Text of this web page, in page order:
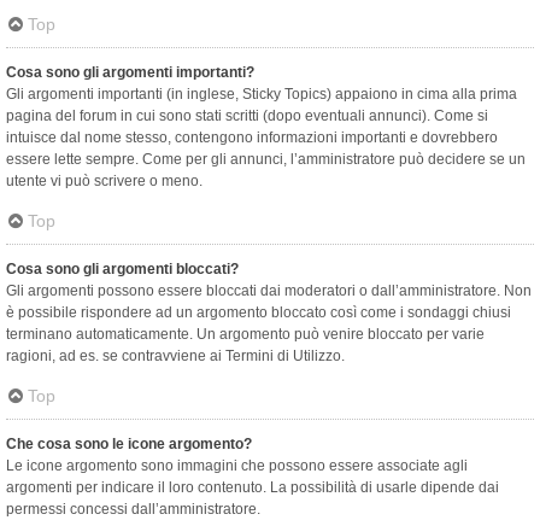
Top
Cosa sono gli argomenti importanti?
Gli argomenti importanti (in inglese, Sticky Topics) appaiono in cima alla prima
pagina del forum in cui sono stati scritti (dopo eventuali annunci). Come si
intuisce dal nome stesso, contengono informazioni importanti e dovrebbero
essere lette sempre. Come per gli annunci, l’amministratore può decidere se un
utente vi può scrivere o meno.
Top
Cosa sono gli argomenti bloccati?
Gli argomenti possono essere bloccati dai moderatori o dall’amministratore. Non
è possibile rispondere ad un argomento bloccato così come i sondaggi chiusi
terminano automaticamente. Un argomento può venire bloccato per varie
ragioni, ad es. se contravviene ai Termini di Utilizzo.
Top
Che cosa sono le icone argomento?
Le icone argomento sono immagini che possono essere associate agli
argomenti per indicare il loro contenuto. La possibilità di usarle dipende dai
permessi concessi dall’amministratore.